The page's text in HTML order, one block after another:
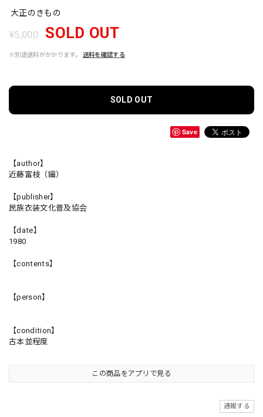
大正のきもの
¥5,000 SOLD OUT
※別途送料がかかります。 送料を確認する
SOLD OUT
Save
【author】
近藤富枝（編）
【publisher】
民族衣装文化普及協会
【date】
1980
【contents】
【person】
【condition】
古本並程度
この商品をアプリで見る
通報する